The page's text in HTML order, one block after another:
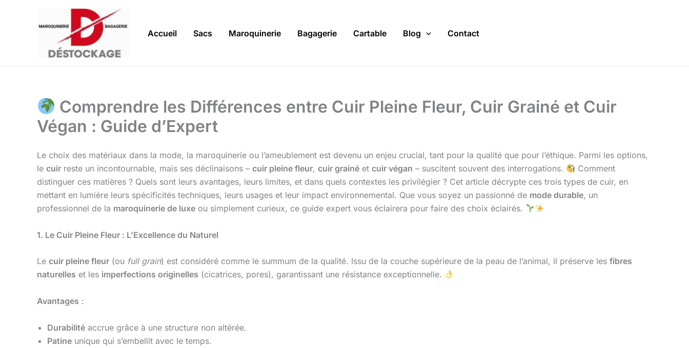
Accueil Sacs Maroquinerie Bagagerie Cartable Blog Contact
Comprendre les Différences entre Cuir Pleine Fleur, Cuir Grainé et Cuir
Végan : Guide d’Expert
Le choix des matériaux dans la mode, la maroquinerie ou l’ameublement est devenu un enjeu crucial, tant pour la qualité que pour l’éthique. Parmi les options,
le cuir reste un incontournable, mais ses déclinaisons – cuir pleine fleur, cuir grainé et cuir végan – suscitent souvent des interrogations.
Comment
distinguer ces matières ? Quels sont leurs avantages, leurs limites, et dans quels contextes les privilégier ? Cet article décrypte ces trois types de cuir, en
mettant en lumière leurs spécificités techniques, leurs usages et leur impact environnemental. Que vous soyez un passionné de mode durable, un
professionnel de la maroquinerie de luxe ou simplement curieux, ce guide expert vous éclairera pour faire des choix éclairés.
1. Le Cuir Pleine Fleur : L’Excellence du Naturel
Le cuir pleine fleur (ou full grain) est considéré comme le summum de la qualité. Issu de la couche supérieure de la peau de l’animal, il préserve les fibres
naturelles et les imperfections originelles (cicatrices, pores), garantissant une résistance exceptionnelle.
Avantages :
Durabilité accrue grâce à une structure non altérée.
Patine unique qui s’embellit avec le temps.